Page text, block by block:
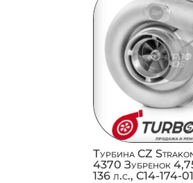
Турбина CZ
4370 Зубренок
136 л.с., C14-174-01